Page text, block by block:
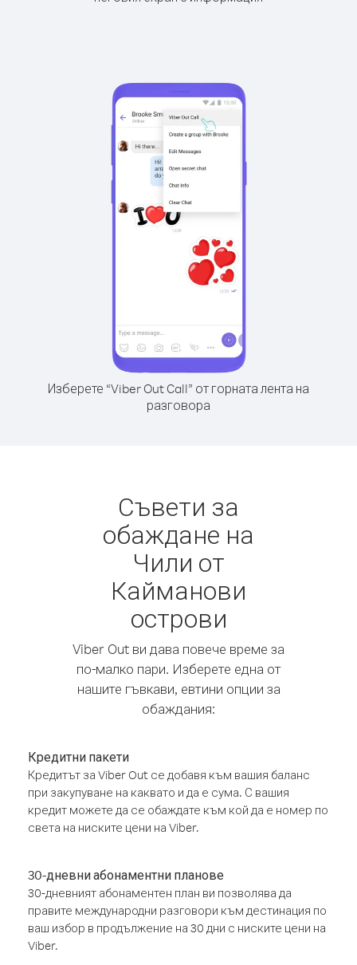
Изберете “Viber Out Call” от горната лента на
разговора
Съвети за
обаждане на
Чили от
Кайманови
острови
Viber Out ви дава повече време за
по-малко пари. Изберете една от
нашите гъвкави, евтини опции за
обаждания:
Кредитни пакети
Кредитът за Viber Out се добавя към вашия баланс
при закупуване на каквато и да е сума. С вашия
кредит можете да се обаждате към кой да е номер по
света на ниските цени на Viber.
30-дневни абонаментни планове
30-дневният абонаментен план ви позволява да
правите международни разговори към дестинация по
ваш избор в продължение на 30 дни с ниските цени на
Viber.